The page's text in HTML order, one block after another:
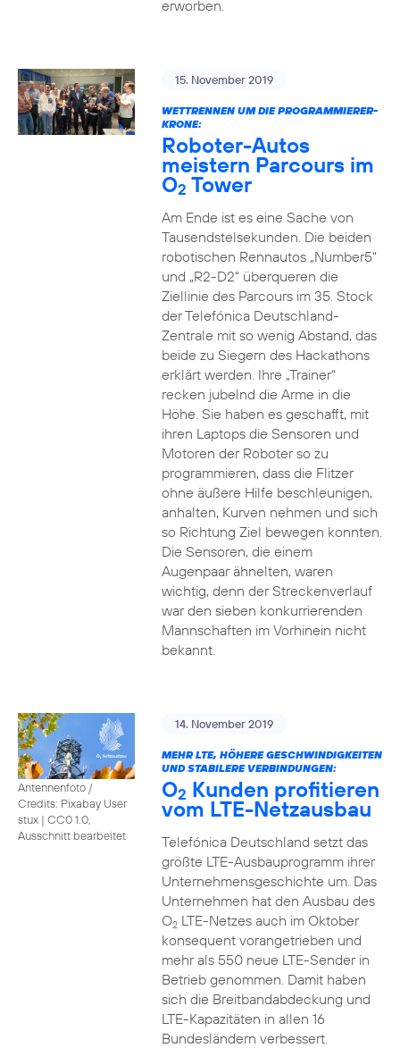
erworben.
15. November 2019
WETTRENNEN UM DIE PROGRAMMIERER-
KRONE:
Roboter-Autos
meistern Parcours im
O2 Tower
Am Ende ist es eine Sache von
Tausendstelsekunden. Die beiden
robotischen Rennautos „Number5“
und „R2-D2“ überqueren die
Ziellinie des Parcours im 35. Stock
der Telefónica Deutschland-
Zentrale mit so wenig Abstand, das
beide zu Siegern des Hackathons
erklärt werden. Ihre „Trainer“
recken jubelnd die Arme in die
Höhe. Sie haben es geschafft, mit
ihren Laptops die Sensoren und
Motoren der Roboter so zu
programmieren, dass die Flitzer
ohne äußere Hilfe beschleunigen,
anhalten, Kurven nehmen und sich
so Richtung Ziel bewegen konnten.
Die Sensoren, die einem
Augenpaar ähnelten, waren
wichtig, denn der Streckenverlauf
war den sieben konkurrierenden
Mannschaften im Vorhinein nicht
bekannt.
Antennenfoto /
Credits: Pixabay User
stux | CC0 1.0,
Ausschnitt bearbeitet
14. November 2019
MEHR LTE, HÖHERE GESCHWINDIGKEITEN
UND STABILERE VERBINDUNGEN:
O2 Kunden profitieren
vom LTE-Netzausbau
Telefónica Deutschland setzt das
größte LTE-Ausbauprogramm ihrer
Unternehmensgeschichte um. Das
Unternehmen hat den Ausbau des
O2LTE-Netzes auch im Oktober
konsequent vorangetrieben und
mehr als 550 neue LTE-Sender in
Betrieb genommen. Damit haben
sich die Breitbandabdeckung und
LTE-Kapazitäten in allen 16
Bundesländern verbessert.